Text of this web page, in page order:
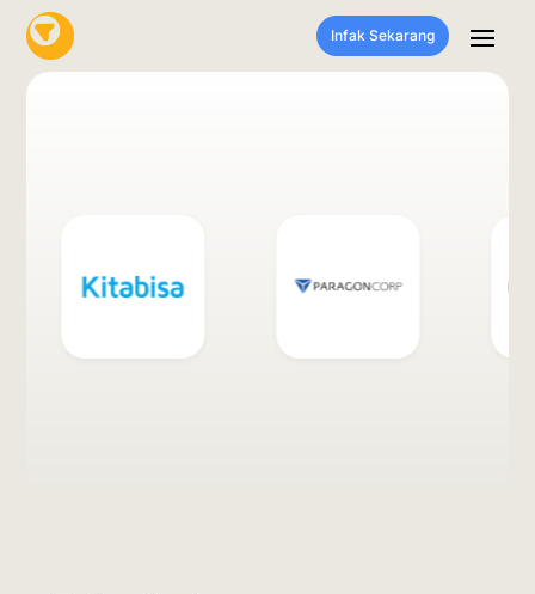
Infak Sekarang